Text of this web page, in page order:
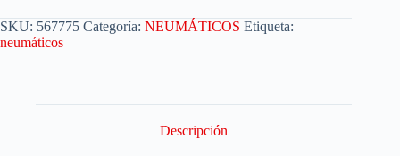
SKU: 567775 Categoría: NEUMÁTICOS Etiqueta:
neumáticos
Descripción